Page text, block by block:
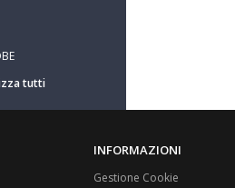
tutti
INFORMAZIONI
Gestione Cookie